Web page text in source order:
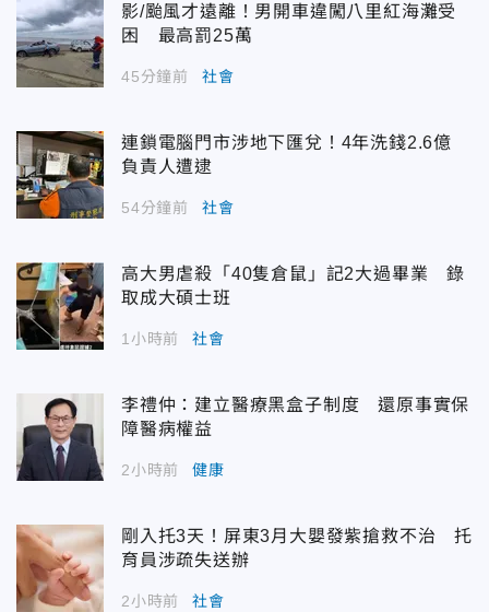
影/颱風才遠離！男開車違闖八里紅海灘受
困 最高罰25萬
45分鐘前 社會
連鎖電腦門市涉地下匯兌！4年洗錢2.6億
負責人遭逮
54分鐘前 社會
高大男虐殺「40隻倉鼠」記2大過畢業 錄
取成大碩士班
1小時前 社會
李禮仲：建立醫療黑盒子制度 還原事實保
障醫病權益
2小時前 健康
剛入托3天！屏東3月大嬰發紫搶救不治 托
育員涉疏失送辦
2小時前 社會